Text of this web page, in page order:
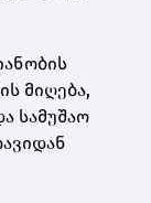
მიღება,
სამუშაო